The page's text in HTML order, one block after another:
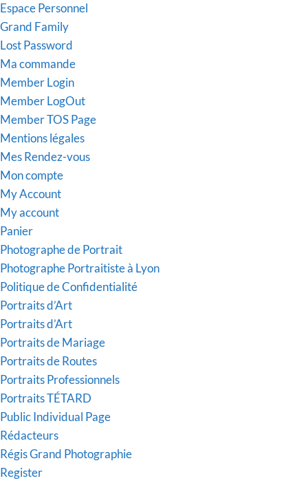
Espace Personnel
Grand Family
Lost Password
Ma commande
Member Login
Member LogOut
Member TOS Page
Mentions légales
Mes Rendez-vous
Mon compte
My Account
My account
Panier
Photographe de Portrait
Photographe Portraitiste à Lyon
Politique de Confidentialité
Portraits d’Art
Portraits d’Art
Portraits de Mariage
Portraits de Routes
Portraits Professionnels
Portraits TÉTARD
Public Individual Page
Rédacteurs
Régis Grand Photographie
Register